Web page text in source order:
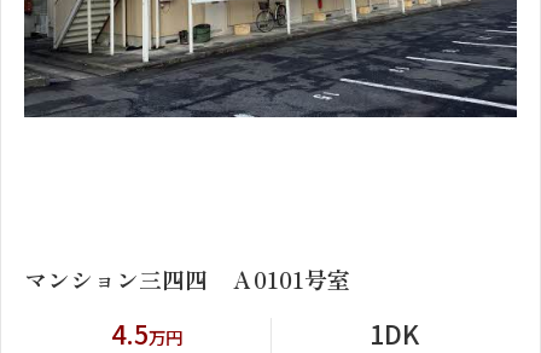
マンション三四四 Ａ0101号室
4.5万円
1DK